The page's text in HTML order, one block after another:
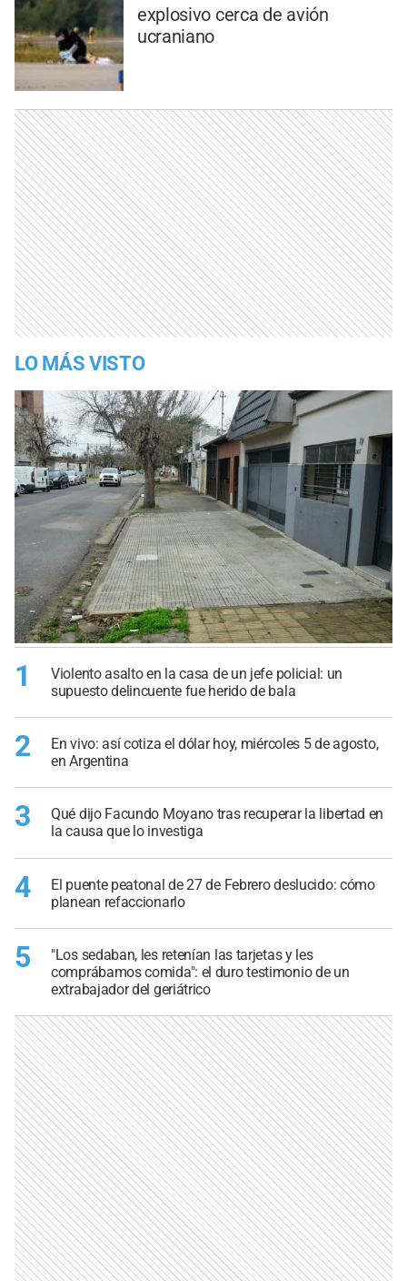
explosivo cerca de avión
ucraniano
LO MÁS VISTO
1
Violento asalto en la casa de un jefe policial: un
supuesto delincuente fue herido de bala
2
En vivo: así cotiza el dólar hoy, miércoles 5 de agosto,
en Argentina
3
Qué dijo Facundo Moyano tras recuperar la libertad en
la causa que lo investiga
4
El puente peatonal de 27 de Febrero deslucido: cómo
planean refaccionarlo
5
"Los sedaban, les retenían las tarjetas y les
comprábamos comida": el duro testimonio de un
extrabajador del geriátrico